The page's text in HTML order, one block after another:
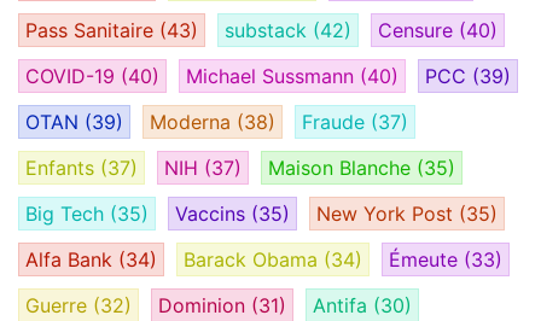
Pass Sanitaire (43) substack (42) Censure (40)
COVID-19 (40) Michael Sussmann (40) PCC (39)
OTAN (39) Moderna (38) Fraude (37)
Enfants (37) NIH (37) Maison Blanche (35)
Big Tech (35) Vaccins (35) New York Post (35)
Alfa Bank (34) Barack Obama (34) Émeute (33)
Guerre (32) Dominion (31) Antifa (30)